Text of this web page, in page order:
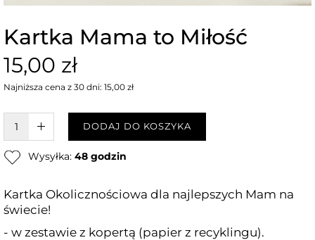
Kartka Mama to Miłość
15,00 zł
Najniższa cena z 30 dni: 15,00 zł
W KOSZYKU :)DODAJ DO KOSZYKA
Wysyłka: 48 godzin
Kartka Okolicznościowa dla najlepszych Mam na
świecie!
- w zestawie z kopertą (papier z recyklingu).